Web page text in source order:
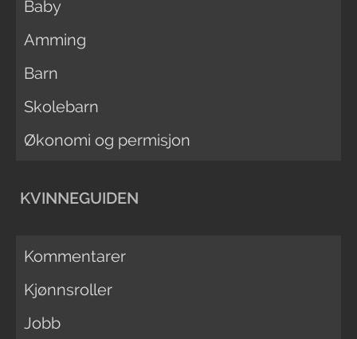
Baby
Amming
Barn
Skolebarn
Økonomi og permisjon
KVINNEGUIDEN
Kommentarer
Kjønnsroller
Jobb